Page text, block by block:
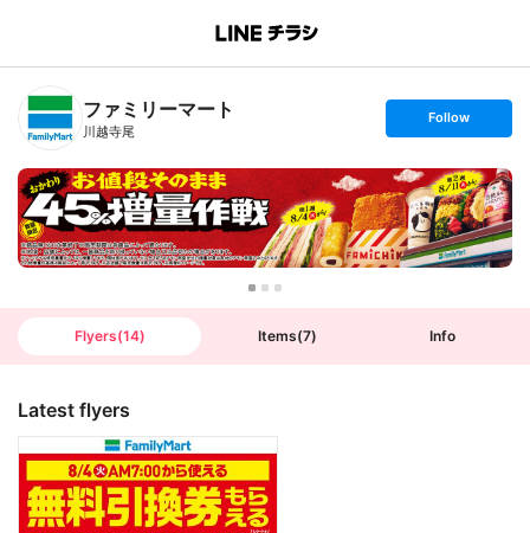
B
n
T
ファミリーマート
川越寺尾
s
t
o
l
l
o
w
Follow
Flyers(14) Items(7) Info
Latest flyers